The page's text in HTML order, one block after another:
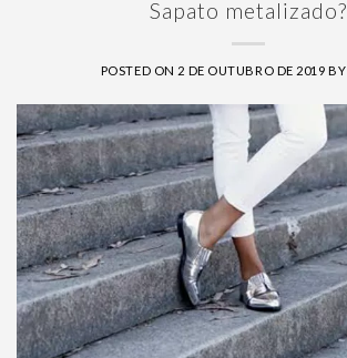
Sapato metalizado?
POSTED ON 2 DE OUTUBRO DE 2019 BY